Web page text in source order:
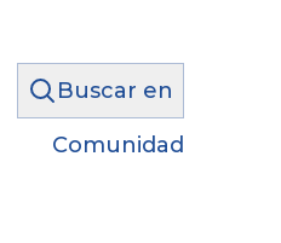
Buscar en
Comunidad